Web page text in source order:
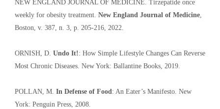
NEW ENGLAND JOURNAL OF MEDICINE. Tirzepatide once
weekly for obesity treatment. New England Journal of Medicine,
Boston, v. 387, n. 3, p. 205-216, 2022.
ORNISH, D. Undo It!: How Simple Lifestyle Changes Can Reverse
Most Chronic Diseases. New York: Ballantine Books, 2019.
POLLAN, M. In Defense of Food: An Eater’s Manifesto. New
York: Penguin Press, 2008.